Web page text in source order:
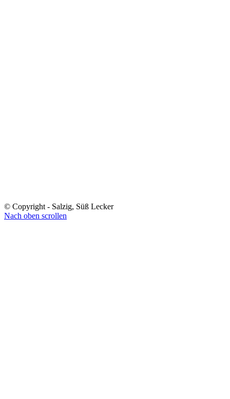
© Copyright - Salzig, Süß Lecker
Nach oben scrollen